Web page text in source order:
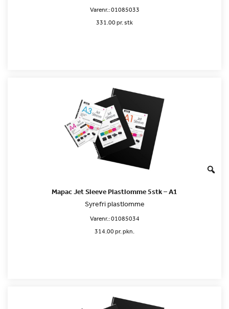
Varenr.:01085033
331.00 pr. stk
Mapac Jet Sleeve Plastlomme 5stk – A1
Syrefri plastlomme
Varenr.:01085034
314.00 pr. pkn.